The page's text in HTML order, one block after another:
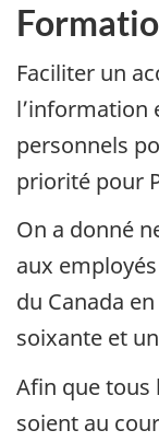
Faciliter un
l’information
personnels
priorité pour
On a donné
aux
du Canada
soixante et
Afin que tous
soient au